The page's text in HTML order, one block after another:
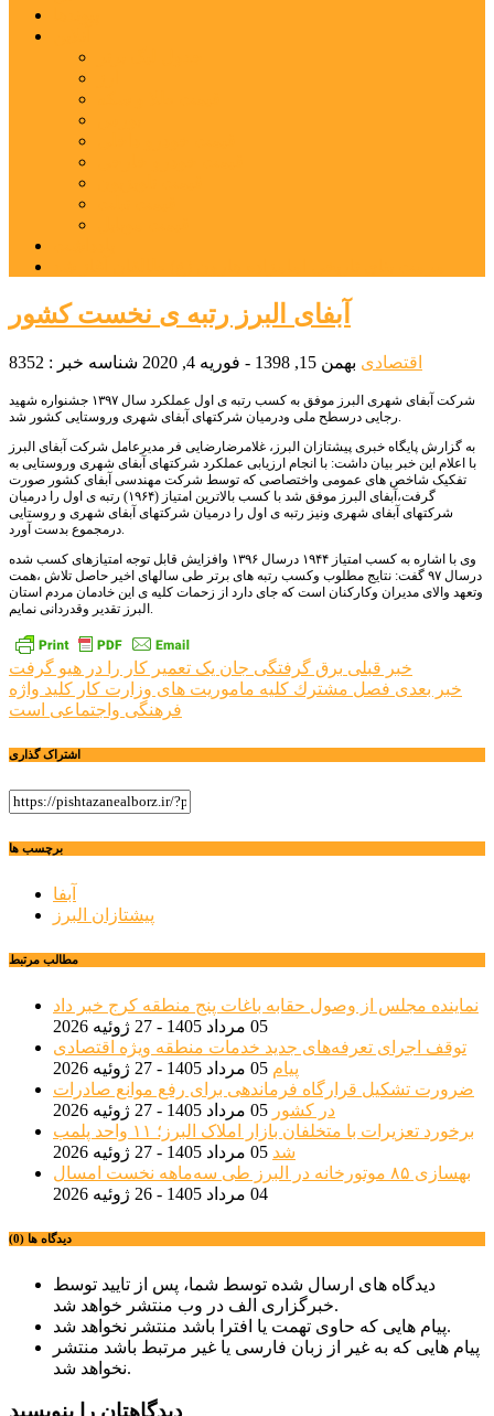
آبفای البرز رتبه ی نخست کشور
اقتصادی بهمن 15, 1398 - فوریه 4, 2020 شناسه خبر : 8352
شرکت آبفای شهری البرز موفق به کسب رتبه ی اول عملکرد سال ۱۳۹۷ جشنواره شهید
رجایی درسطح ملی ودرمیان شرکتهای آبفای شهری وروستایی کشور شد.
به گزارش پایگاه خبری پیشتازان البرز، غلامرضارضایی فر مدیرعامل شرکت آبفای البرز
با اعلام این خبر بیان داشت: با انجام ارزیابی عملکرد شرکتهای آبفای شهری وروستایی به
تفکیک شاخص های عمومی واختصاصی که توسط شرکت مهندسی آبفای کشور صورت
گرفت،آبفای البرز موفق شد با کسب بالاترین امتیاز (۱۹۶۴) رتبه ی اول را درمیان
شرکتهای آبفای شهری ونیز رتبه ی اول را درمیان شرکتهای آبفای شهری و روستایی
درمجموع بدست آورد.
وی با اشاره به کسب امتیاز ۱۹۴۴ درسال ۱۳۹۶ وافزایش قابل توجه امتیازهای کسب شده
درسال ۹۷ گفت: نتایج مطلوب وکسب رتبه های برتر طی سالهای اخیر حاصل تلاش ،همت
وتعهد والای مدیران وکارکنان است که جای دارد از زحمات کلیه ی این خادمان مردم استان
البرز تقدیر وقدردانی نمایم.
راهبری
نوشته
خبر قبلی برق گرفتگی جان یک تعمیر کار را در هیو گرفت
خبر بعدی فصل مشترك كليه ماموريت های وزارت كار كليد واژه
فرهنگی واجتماعی است
اشتراک گذاری
برچسب ها
آبفا
پیشتازان البرز
مطالب مرتبط
نماینده مجلس از وصول حقابه باغات پنج منطقه کرج خبر داد
05 مرداد 1405 - 27 ژوئیه 2026
توقف اجرای تعرفه‌های جدید خدمات منطقه ویژه اقتصادی
پیام 05 مرداد 1405 - 27 ژوئیه 2026
ضرورت تشکیل قرارگاه فرماندهی برای رفع موانع صادرات
در کشور 05 مرداد 1405 - 27 ژوئیه 2026
برخورد تعزیرات با متخلفان بازار املاک البرز؛ ۱۱ واحد پلمب
شد 05 مرداد 1405 - 27 ژوئیه 2026
بهسازی ۸۵ موتورخانه در البرز طی سه‌ماهه نخست امسال
04 مرداد 1405 - 26 ژوئیه 2026
دیدگاه ها (0)
دیدگاه های ارسال شده توسط شما، پس از تایید توسط
خبرگزاری الف در وب منتشر خواهد شد.
پیام هایی که حاوی تهمت یا افترا باشد منتشر نخواهد شد.
پیام هایی که به غیر از زبان فارسی یا غیر مرتبط باشد منتشر
نخواهد شد.
دیدگاهتان را بنویسید